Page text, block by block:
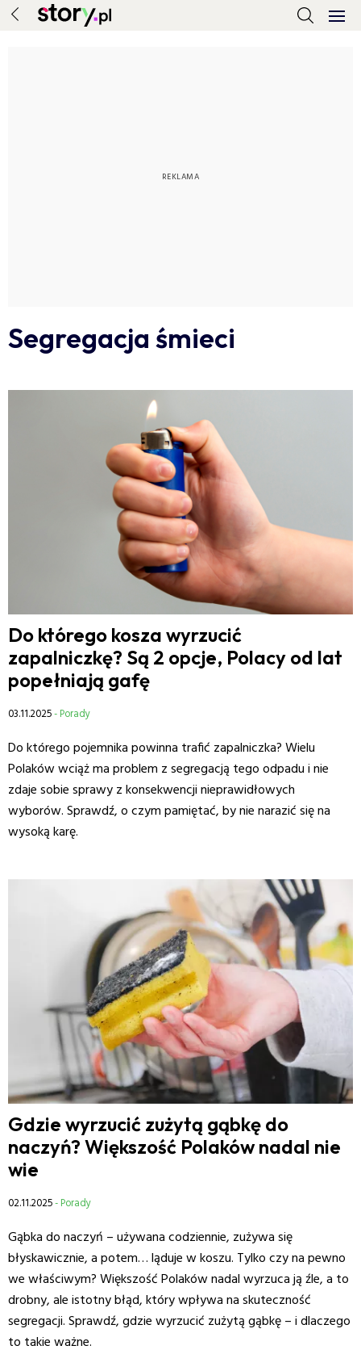
Segregacja śmieci
Do którego kosza wyrzucić
zapalniczkę? Są 2 opcje, Polacy od lat
popełniają gafę
03.11.2025- Porady
Do którego pojemnika powinna trafić zapalniczka? Wielu
Polaków wciąż ma problem z segregacją tego odpadu i nie
zdaje sobie sprawy z konsekwencji nieprawidłowych
wyborów. Sprawdź, o czym pamiętać, by nie narazić się na
wysoką karę.
Gdzie wyrzucić zużytą gąbkę do
naczyń? Większość Polaków nadal nie
wie
02.11.2025- Porady
Gąbka do naczyń – używana codziennie, zużywa się
błyskawicznie, a potem… ląduje w koszu. Tylko czy na pewno
we właściwym? Większość Polaków nadal wyrzuca ją źle, a to
drobny, ale istotny błąd, który wpływa na skuteczność
segregacji. Sprawdź, gdzie wyrzucić zużytą gąbkę – i dlaczego
to takie ważne.